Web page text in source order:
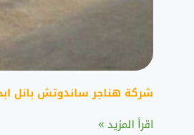
شركة هناجر ساندوتش بانل
اقرأ المزيد »